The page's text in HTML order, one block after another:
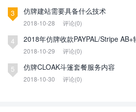
3 仿牌建站需要具备什么技术
2018-10-28 评论(0)
4 2018年仿牌收款PAYPAL/Stripe
2018-10-29 评论(0)
5 仿牌CLOAK斗篷套餐服务内容
2018-10-30 评论(0)